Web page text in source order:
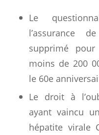
Le
l’assurance
supprimé
moins de 200
le 60e
Le droit à
ayant vaincu
hépatite virale